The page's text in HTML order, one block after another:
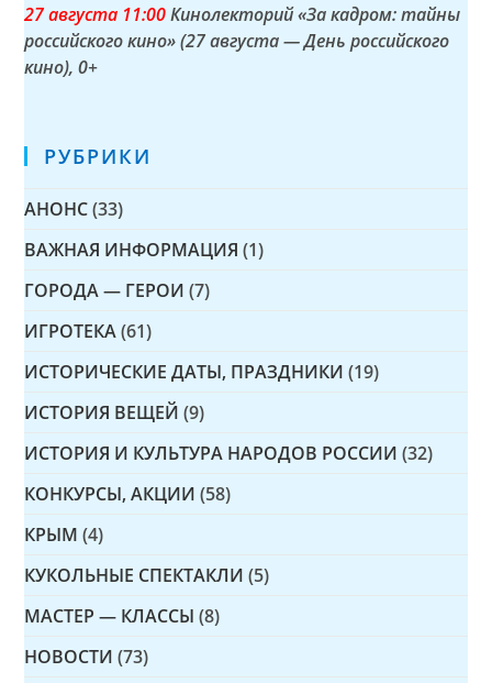
27 августа 11:00Кинолекторий «За кадром: тайны
российского кино» (27 августа — День российского
кино), 0+
РУБРИКИ
АНОНС (33)
ВАЖНАЯ ИНФОРМАЦИЯ (1)
ГОРОДА — ГЕРОИ (7)
ИГРОТЕКА (61)
ИСТОРИЧЕСКИЕ ДАТЫ, ПРАЗДНИКИ (19)
ИСТОРИЯ ВЕЩЕЙ (9)
ИСТОРИЯ И КУЛЬТУРА НАРОДОВ РОССИИ (32)
КОНКУРСЫ, АКЦИИ (58)
КРЫМ (4)
КУКОЛЬНЫЕ СПЕКТАКЛИ (5)
МАСТЕР — КЛАССЫ (8)
НОВОСТИ (73)